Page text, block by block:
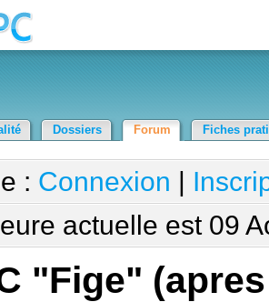
Dossiers Forum Fiches
: Connexion |
actuelle est 09
"Fige" (apres